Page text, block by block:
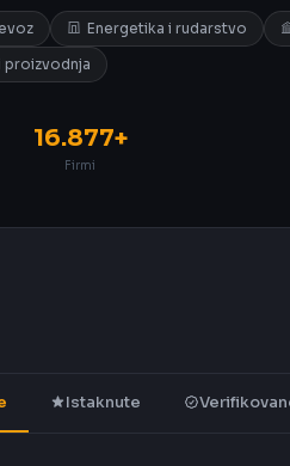
Energetika i rudarstvo
proizvodnja
16.877+
Firmi
Istaknute